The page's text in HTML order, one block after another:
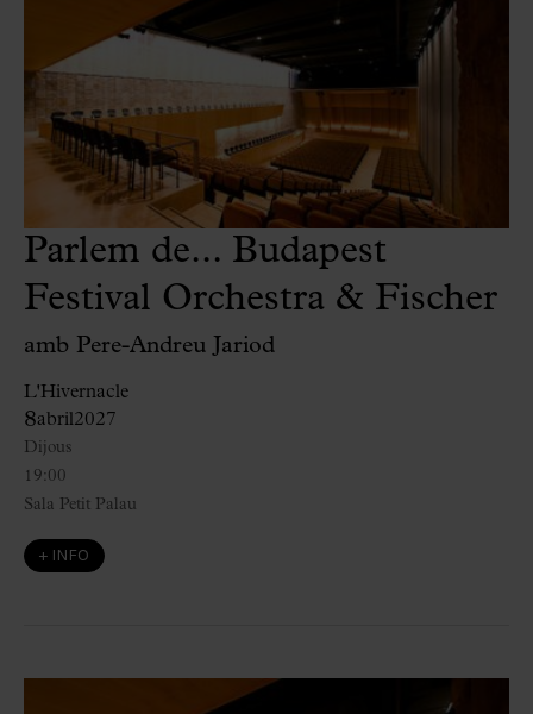
Parlem de... Budapest
Festival Orchestra & Fischer
amb Pere-Andreu Jariod
L'Hivernacle
8abril2027
19:00
Dijous
Sala Petit Palau
+ INFO